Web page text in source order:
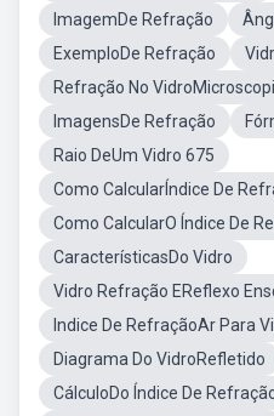
ImagemDe Refração
ExemploDe Refração
Refração No
ImagensDe Refração
Raio DeUm Vidro 675
Como CalcularÍndice De
Como CalcularO Índice De
CaracterísticasDo Vidro
Vidro Refração EReflexo
Indice De RefraçãoAr Para
Diagrama Do VidroRefletido
CálculoDo Índice De